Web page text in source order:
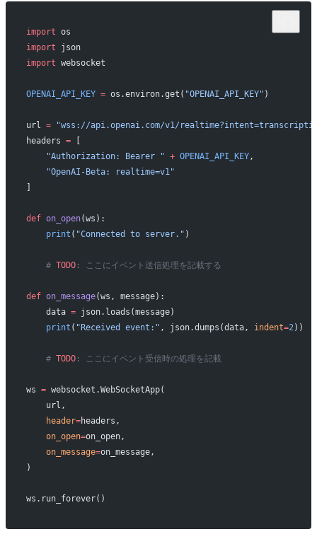
import os
import json
import websocket
OPENAI_API_KEY = os.environ.get( "OPENAI_API_KEY" )
url = "wss://api.openai.com/v1/
headers = [
    "Authorization: Bearer "
+ OPENAI_API_KEY,
    "OpenAI-Beta: realtime=v1"
def on_open(ws):
    print
( "Connected to server." )
    #
TODO: ここにイベント送信処理を記載する
def on_message(ws, message):
    data
= json.loads(message)
    print
( "Received event:" , json.dumps(data, indent=2))
    #
TODO: ここにイベント受信時の処理を記載
ws = websocket.WebSocketApp(
    url,
    header
=headers,
    on_open
=on_open,
    on_message
=on_message,
)
ws.run_forever()